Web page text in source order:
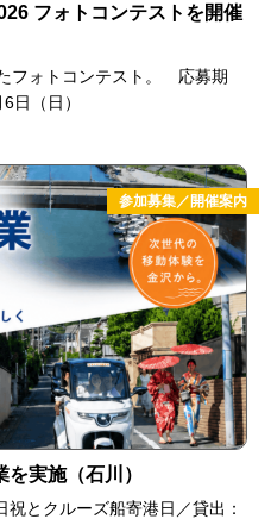
フォトコンテストを開催
フォトコンテスト。 応募期
日（日）
参加募集／開催案内
実施（石川）
とクルーズ船寄港日／貸出：